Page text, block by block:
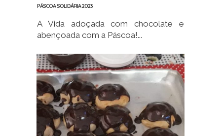
PÁSCOA SOLIDÁRIA 2023
A Vida adoçada com chocolate e
abençoada com a Páscoa!...